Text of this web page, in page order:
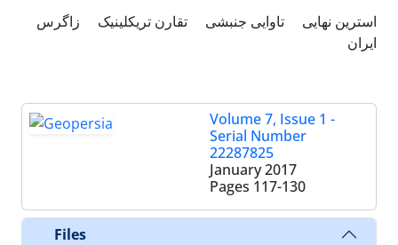
استرین نهایی تاوایی جنبشی تقارن تریکلینیک
زاگرس
ایران
Volume 7, Issue 1 -
Serial Number
22287825
January 2017
Pages 117-130
Files